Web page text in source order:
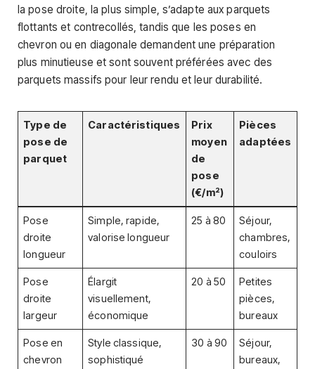
la pose droite, la plus simple, s’adapte aux parquets
flottants et contrecollés, tandis que les poses en
chevron ou en diagonale demandent une préparation
plus minutieuse et sont souvent préférées avec des
parquets massifs pour leur rendu et leur durabilité.
Type de
pose de
parquet
Caractéristiques
Prix
moyen
de
pose
(€/m²)
Pièces
adaptées
Pose
droite
longueur
Simple, rapide,
valorise longueur
25 à 80
Séjour,
chambres,
couloirs
Pose
droite
largeur
Élargit
visuellement,
économique
20 à 50
Petites
pièces,
bureaux
Pose en
chevron
Style classique,
sophistiqué
30 à 90
Séjour,
bureaux,